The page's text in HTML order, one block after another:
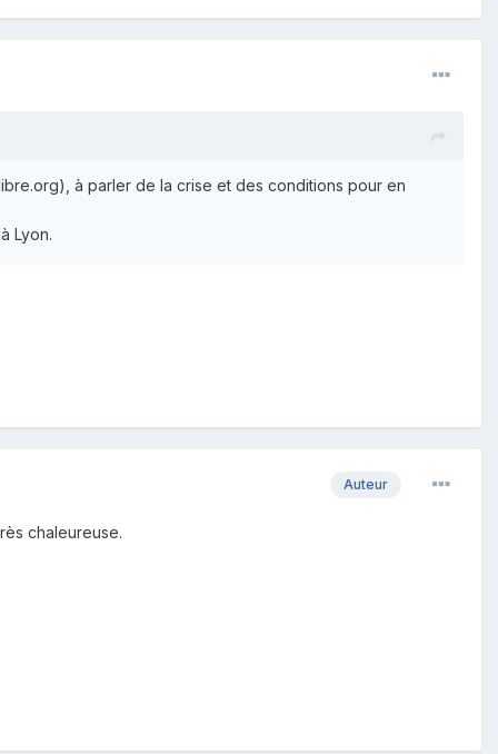
à parler de la crise et des conditions pour en
Lyon.
Auteur
chaleureuse.